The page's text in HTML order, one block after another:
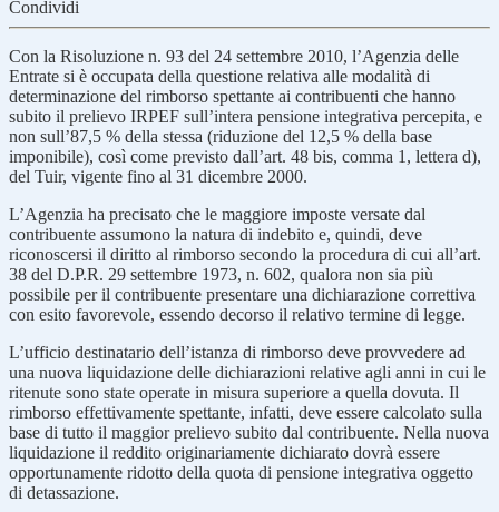
Condividi
Con la Risoluzione n. 93 del 24 settembre 2010, l’Agenzia delle
Entrate si è occupata della questione relativa alle modalità di
determinazione del rimborso spettante ai contribuenti che hanno
subito il prelievo IRPEF sull’intera pensione integrativa percepita, e
non sull’87,5 % della stessa (riduzione del 12,5 % della base
imponibile), così come previsto dall’art. 48 bis, comma 1, lettera d),
del Tuir, vigente fino al 31 dicembre 2000.
L’Agenzia ha precisato che le maggiore imposte versate dal
contribuente assumono la natura di indebito e, quindi, deve
riconoscersi il diritto al rimborso secondo la procedura di cui all’art.
38 del D.P.R. 29 settembre 1973, n. 602, qualora non sia più
possibile per il contribuente presentare una dichiarazione correttiva
con esito favorevole, essendo decorso il relativo termine di legge.
L’ufficio destinatario dell’istanza di rimborso deve provvedere ad
una nuova liquidazione delle dichiarazioni relative agli anni in cui le
ritenute sono state operate in misura superiore a quella dovuta. Il
rimborso effettivamente spettante, infatti, deve essere calcolato sulla
base di tutto il maggior prelievo subito dal contribuente. Nella nuova
liquidazione il reddito originariamente dichiarato dovrà essere
opportunamente ridotto della quota di pensione integrativa oggetto
di detassazione.